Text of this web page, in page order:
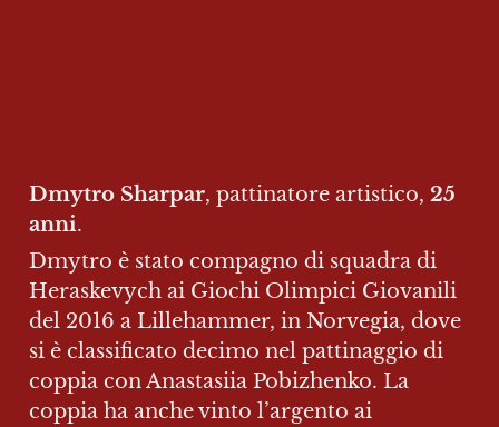
Dmytro Sharpar, pattinatore artistico, 25
anni.
Dmytro è stato compagno di squadra di
Heraskevych ai Giochi Olimpici Giovanili
del 2016 a Lillehammer, in Norvegia, dove
si è classificato decimo nel pattinaggio di
coppia con Anastasiia Pobizhenko. La
coppia ha anche vinto l’argento ai